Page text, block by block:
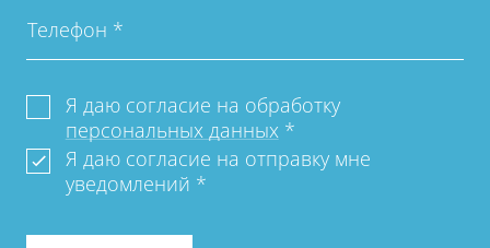
Телефон *
Я даю согласие на обработку
персональных данных *
Я даю согласие на отправку мне
уведомлений *